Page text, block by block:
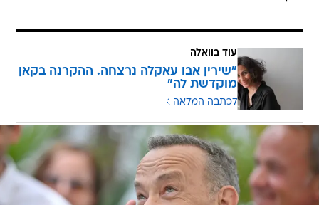
עוד בוואלה
"שירין אבו עאקלה נרצחה. ההקרנה בקאן
מוקדשת לה"
לכתבה המלאה